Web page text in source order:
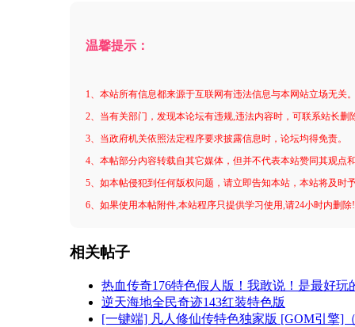
温馨提示：
1、本站所有信息都来源于互联网有违法信息与本网站立场无关
2、当有关部门，发现本论坛有违规,违法内容时，可联系站长删
3、当政府机关依照法定程序要求披露信息时，论坛均得免责。
4、本帖部分内容转载自其它媒体，但并不代表本站赞同其观点
5、如本帖侵犯到任何版权问题，请立即告知本站，本站将及时
6、如果使用本帖附件,本站程序只提供学习使用,请24小时内删
相关帖子
热血传奇176特色假人版！我敢说！是最好玩
逆天海地全民奇迹143红装特色版
[一键端] 凡人修仙传特色独家版 [GOM引擎]